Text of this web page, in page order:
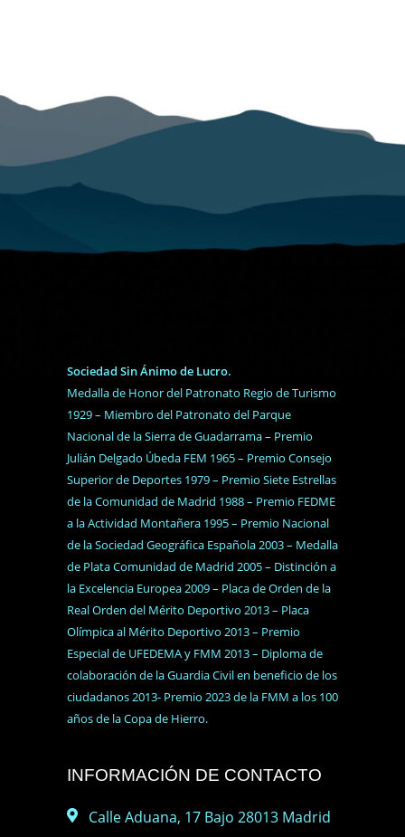
página
producto
Sociedad Sin Ánimo de Lucro.
Medalla de Honor del Patronato Regio de Turismo
1929 – Miembro del Patronato del Parque
Nacional de la Sierra de Guadarrama – Premio
Julián Delgado Úbeda FEM 1965 – Premio Consejo
Superior de Deportes 1979 – Premio Siete Estrellas
de la Comunidad de Madrid 1988 – Premio FEDME
a la Actividad Montañera 1995 – Premio Nacional
de la Sociedad Geográfica Española 2003 – Medalla
de Plata Comunidad de Madrid 2005 – Distinción a
la Excelencia Europea 2009 – Placa de Orden de la
Real Orden del Mérito Deportivo 2013 – Placa
Olímpica al Mérito Deportivo 2013 – Premio
Especial de UFEDEMA y FMM 2013 – Diploma de
colaboración de la Guardia Civil en beneficio de los
ciudadanos 2013- Premio 2023 de la FMM a los 100
años de la Copa de Hierro.
INFORMACIÓN DE CONTACTO
Calle Aduana, 17 Bajo 28013 Madrid